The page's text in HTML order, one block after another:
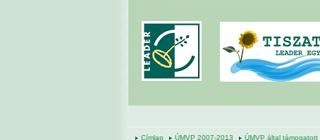
Címlap ÚMVP 2007-2013 ÚMVP által támogatott